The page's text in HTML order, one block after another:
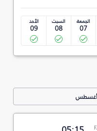
الجمعة
07
السبت
08
الأحد
09